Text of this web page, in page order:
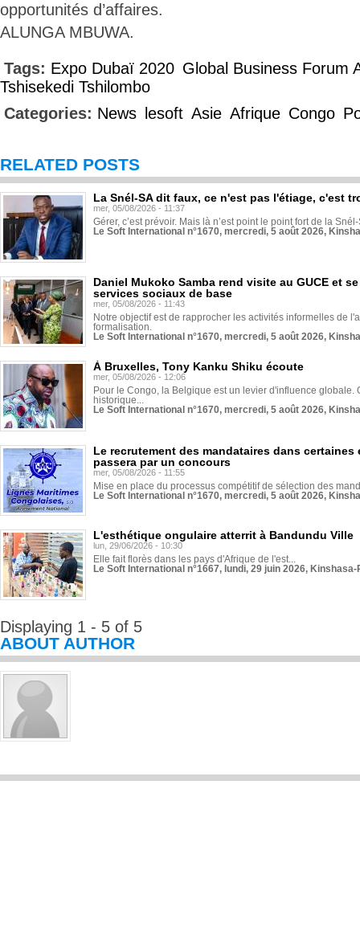
opportunités d’affaires.
ALUNGA MBUWA.
Tags: Expo Dubaï 2020 Global Business Forum
Tshisekedi Tshilombo
Categories: News lesoft Asie Afrique Congo
RELATED POSTS
La Snél-SA dit faux, ce n'est pas l'étiage, c'est
mer, 05/08/2026 - 11:37
Gérer, c’est prévoir. Mais là n’est point le point fort de la
Le Soft International n°1670, mercredi, 5 août 2026,
Daniel Mukoko Samba rend visite au GUCE et
services sociaux de base
mer, 05/08/2026 - 11:43
Notre objectif est de rapprocher les activités informelles de
formalisation.
Le Soft International n°1670, mercredi, 5 août 2026,
À Bruxelles, Tony Kanku Shiku écoute
mer, 05/08/2026 - 12:06
Pour le Congo, la Belgique est un levier d'influence globale.
historique...
Le Soft International n°1670, mercredi, 5 août 2026,
Le recrutement des mandataires dans
passera par un concours
mer, 05/08/2026 - 11:55
Mise en place du processus compétitif de sélection des
Le Soft International n°1670, mercredi, 5 août 2026,
L'esthétique ongulaire atterrit à Bandundu Ville
lun, 29/06/2026 - 10:30
Elle fait florès dans les pays d'Afrique de l'est...
Le Soft International n°1667, lundi, 29 juin 2026,
Displaying 1 - 5 of 5
ABOUT AUTHOR